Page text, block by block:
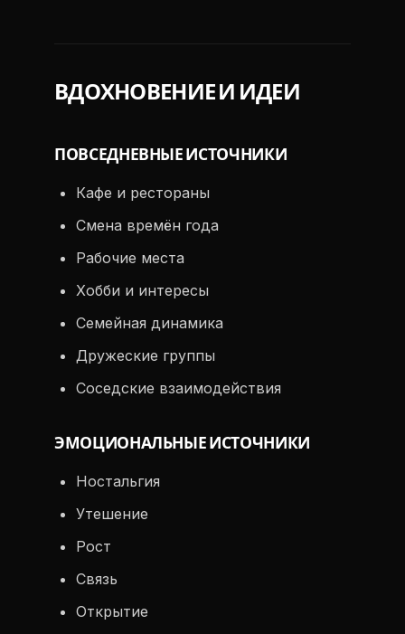
ВДОХНОВЕНИЕ И ИДЕИ
ПОВСЕДНЕВНЫЕ ИСТОЧНИКИ
Кафе и рестораны
Смена времён года
Рабочие места
Хобби и интересы
Семейная динамика
Дружеские группы
Соседские взаимодействия
ЭМОЦИОНАЛЬНЫЕ ИСТОЧНИКИ
Ностальгия
Утешение
Рост
Связь
Открытие